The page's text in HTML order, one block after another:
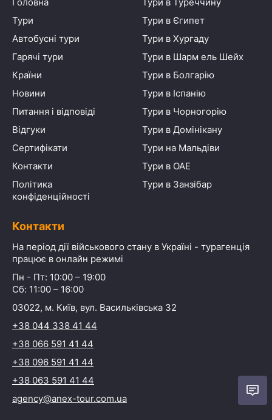
Тури
Автобусні тури
Гарячі тури
Країни
Новини
Питання і відповіді
Відгуки
Сертифікати
Контакти
Політика
конфіденційності
Тури в Єгипет
Тури в Хургаду
Тури в Шарм ель Шейх
Тури в Болгарію
Тури в Іспанію
Тури в Чорногорію
Тури в Домінікану
Тури на Мальдіви
Тури в ОАЕ
Тури в Занзібар
Контакти
На період дії військового стану в Україні - турагенція
працює в онлайн режимі
Пн - Пт: 10:00 – 19:00
Сб: 11:00 – 16:00
03022, м. Київ, вул. Васильківська 32
+38 044 338 41 44
+38 066 591 41 44
+38 096 591 41 44
+38 063 591 41 44
agency@anex-tour.com.ua